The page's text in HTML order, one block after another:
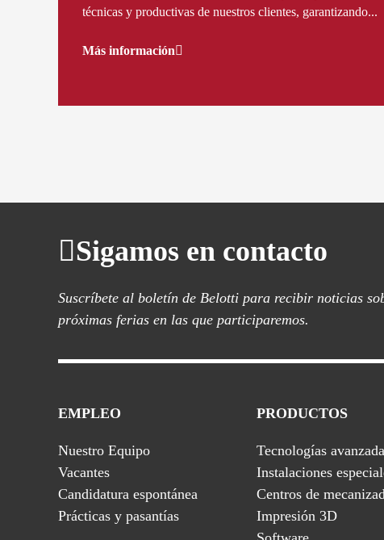
técnicas y productivas de nuestros clientes, garantizando...
Más información
Sigamos en contacto
Suscríbete al boletín de Belotti para recibir noticias
próximas ferias en las que participaremos.
EMPLEO
Nuestro Equipo
Vacantes
Candidatura espontánea
Prácticas y pasantías
PRODUCTOS
Tecnologías
Instalaciones
Centros de
Impresión 3D